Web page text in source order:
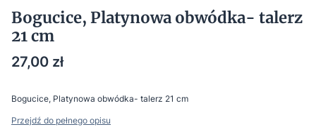
Bogucice, Platynowa obwódka- talerz
21 cm
Cena
27,00 zł
Bogucice, Platynowa obwódka- talerz 21 cm
Przejdź do pełnego opisu